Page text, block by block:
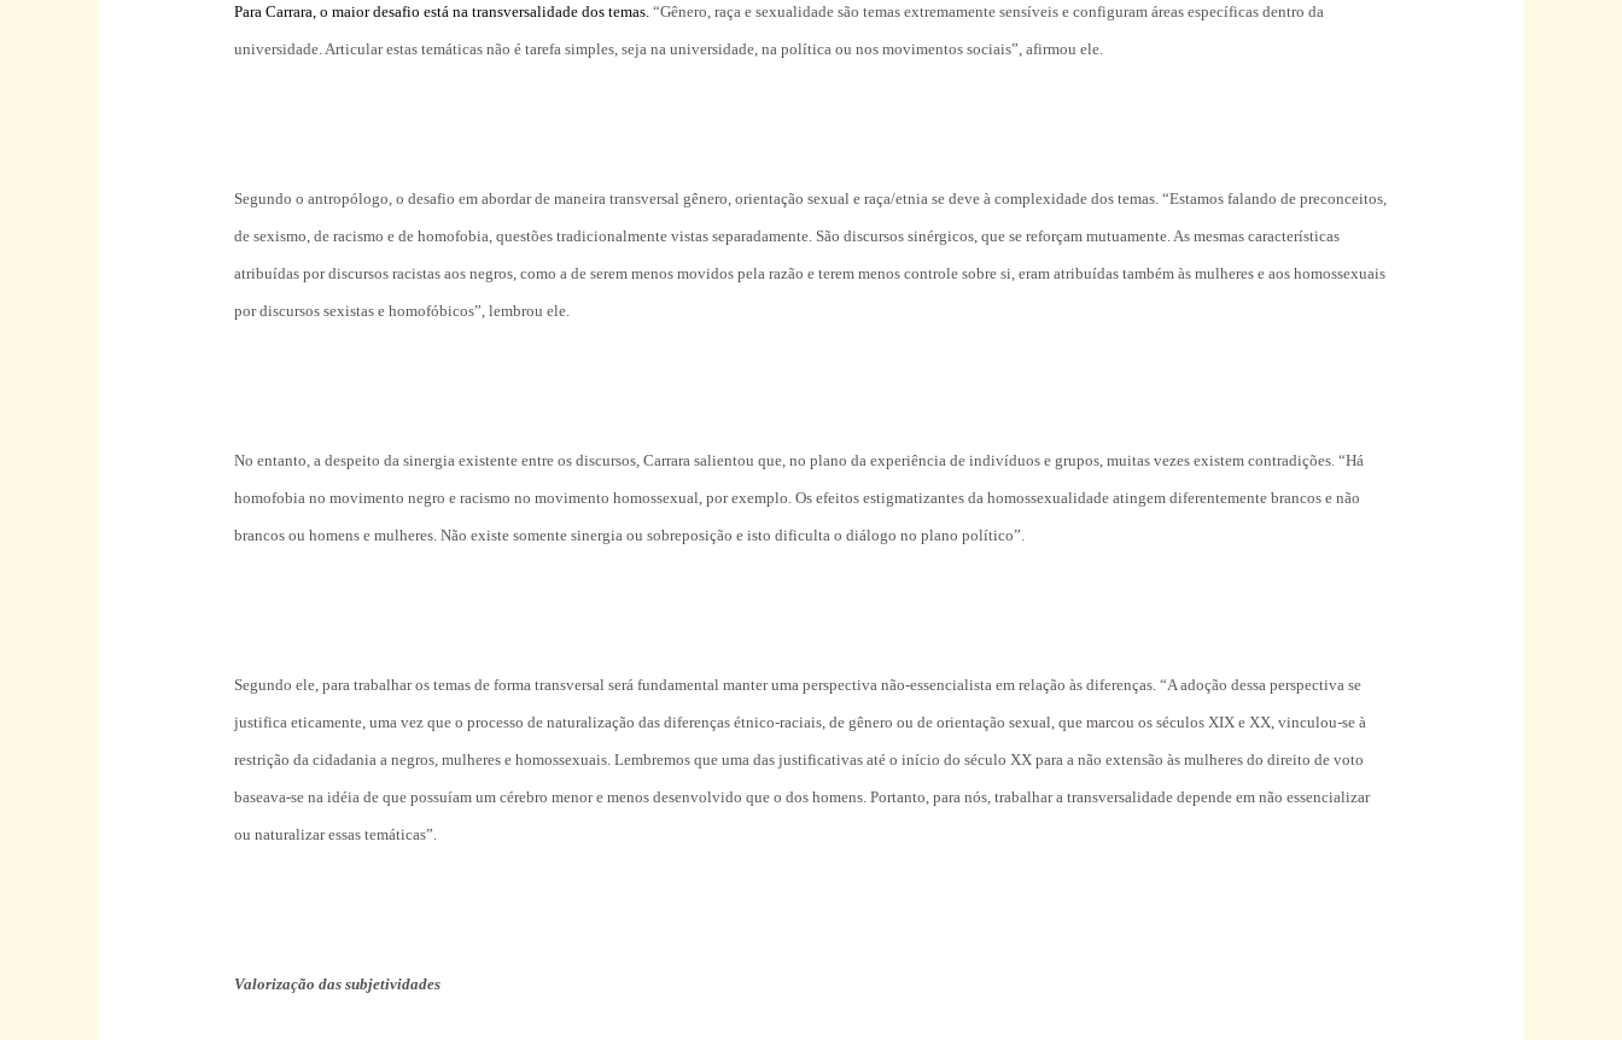
Para Carrara, o maior desafio está na transversalidade dos temas.“Gênero, raça e sexualidade são temas extremamente sensíveis e configuram áreas específicas dentro da
universidade. Articular estas temáticas não é tarefa simples, seja na universidade, na política ou nos movimentos sociais”, afirmou ele.
Segundo o antropólogo, o desafio em abordar de maneira transversal gênero, orientação sexual e raça/etnia se deve à complexidade dos temas. “Estamos falando de preconceitos,
de sexismo, de racismo e de homofobia, questões tradicionalmente vistas separadamente. São discursos sinérgicos, que se reforçam mutuamente. As mesmas características
atribuídas por discursos racistas aos negros, como a de serem menos movidos pela razão e terem menos controle sobre si, eram atribuídas também às mulheres e aos homossexuais
por discursos sexistas e homofóbicos”, lembrou ele.
No entanto, a despeito da sinergia existente entre os discursos, Carrara salientou que, no plano da experiência de indivíduos e grupos, muitas vezes existem contradições. “Há
homofobia no movimento negro e racismo no movimento homossexual, por exemplo. Os efeitos estigmatizantes da homossexualidade atingem diferentemente brancos e não
brancos ou homens e mulheres. Não existe somente sinergia ou sobreposição e isto dificulta o diálogo no plano político”.
Segundo ele, para trabalhar os temas de forma transversal será fundamental manter uma perspectiva não-essencialista em relação às diferenças. “A adoção dessa perspectiva se
justifica eticamente, uma vez que o processo de naturalização das diferenças étnico-raciais, de gênero ou de orientação sexual, que marcou os séculos XIX e XX, vinculou-se à
restrição da cidadania a negros, mulheres e homossexuais. Lembremos que uma das justificativas até o início do século XX para a não extensão às mulheres do direito de voto
baseava-se na idéia de que possuíam um cérebro menor e menos desenvolvido que o dos homens. Portanto, para nós, trabalhar a transversalidade depende em não essencializar
ou naturalizar essas temáticas”.
Valorização das subjetividades